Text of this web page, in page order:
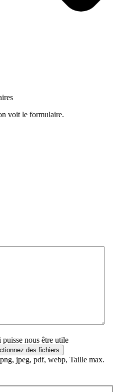
voit le formulaire.
nous être utile
des fichiers
jpeg, pdf, webp, Taille max.